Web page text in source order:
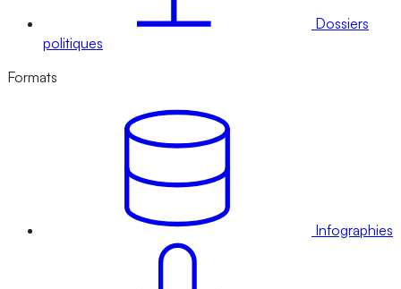
Dossiers
politiques
Formats
Infographies